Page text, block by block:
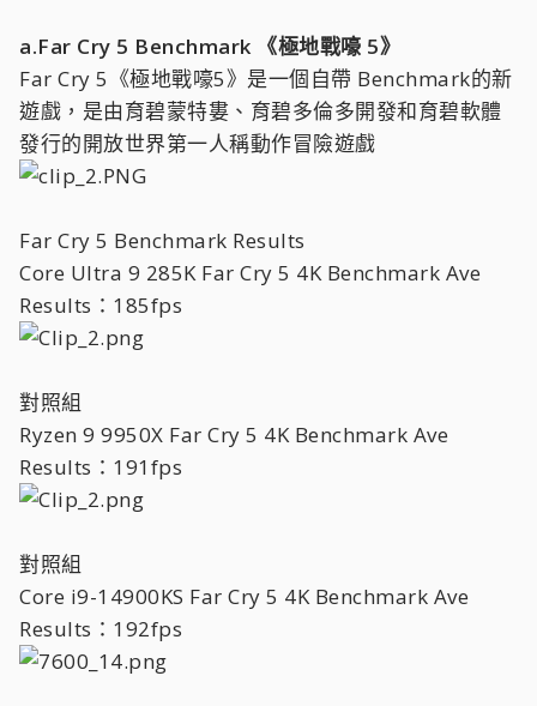
a.Far Cry 5 Benchmark 《極地戰嚎 5》
Far Cry 5《極地戰嚎5》是一個自帶 Benchmark的新
遊戲，是由育碧蒙特婁、育碧多倫多開發和育碧軟體
發行的開放世界第一人稱動作冒險遊戲
Far Cry 5 Benchmark Results
Core Ultra 9 285K Far Cry 5 4K Benchmark Ave
Results：185fps
對照組
Ryzen 9 9950X Far Cry 5 4K Benchmark Ave
Results：191fps
對照組
Core i9-14900KS Far Cry 5 4K Benchmark Ave
Results：192fps